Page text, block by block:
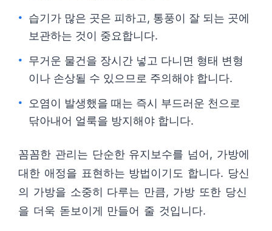
습기가 많은 곳은 피하고, 통풍이 잘 되는 곳에
보관하는 것이 중요합니다.
무거운 물건을 장시간 넣고 다니면 형태 변형
이나 손상될 수 있으므로 주의해야 합니다.
오염이 발생했을 때는 즉시 부드러운 천으로
닦아내어 얼룩을 방지해야 합니다.
꼼꼼한 관리는 단순한 유지보수를 넘어, 가방에
대한 애정을 표현하는 방법이기도 합니다. 당신
의 가방을 소중히 다루는 만큼, 가방 또한 당신
을 더욱 돋보이게 만들어 줄 것입니다.